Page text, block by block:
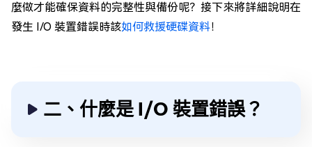
麼做才能確保資料的完整性與備份呢？接下來將詳細說明在
發生 I/O 裝置錯誤時該如何救援硬碟資料！
二、什麼是 I/O 裝置錯誤？